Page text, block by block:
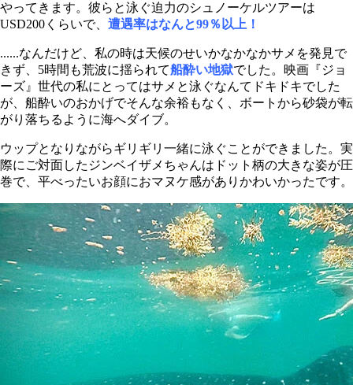
やってきます。彼らと泳ぐ迫力のシュノーケルツアーは
USD200くらいで、 遭遇率はなんと99％ 以上！
......なんだけど、私の時は天候のせいかなかなかサメを発見で
きず、5時間も荒波に揺られて船酔い地獄でした。映画『ジョ
ーズ』世代の私にとってはサメと泳ぐなんてドキドキでした
が、船酔いのおかげでそんな余裕もなく、ボートから砂袋が転
がり落ちるように海へダイブ。
ウップとなりながらギリギリ一緒に泳ぐことができました。実
際にご対面したジンベイザメちゃんはドット柄の大きな姿が圧
巻で、平べったいお顔におマヌケ感がありかわいかったです。